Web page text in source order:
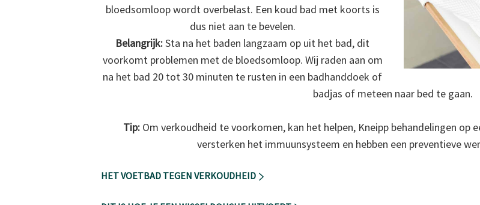
bloedsomloop wordt overbelast. Een koud bad met koorts is
dus niet aan te bevelen.
Belangrijk:Sta na het baden langzaam op uit het bad, dit
voorkomt problemen met de bloedsomloop. Wij raden aan om
na het bad 20 tot 30 minuten te rusten in een badhanddoek of
badjas of meteen naar bed te gaan.
Tip: Om verkoudheid te voorkomen, kan het helpen, Kneipp behandelingen op
versterken het immuunsysteem en hebben een preventieve
HET VOETBAD TEGEN VERKOUDHEID